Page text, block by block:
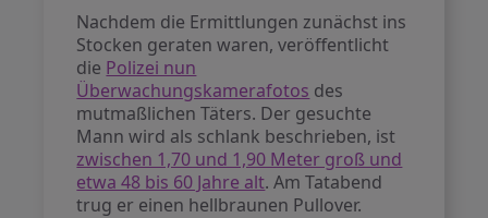
Nachdem die Ermittlungen zunächst ins
Stocken geraten waren, veröffentlicht
die Polizei nun
Überwachungskamerafotos des
mutmaßlichen Täters. Der gesuchte
Mann wird als schlank beschrieben, ist
zwischen 1,70 und 1,90 Meter groß und
etwa 48 bis 60 Jahre alt. Am Tatabend
trug er einen hellbraunen Pullover.